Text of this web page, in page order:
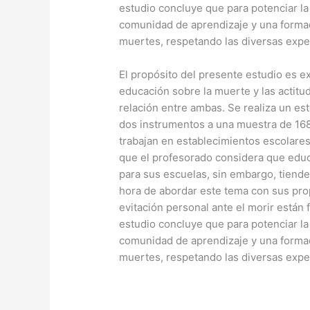
estudio concluye que para potenciar
comunidad de aprendizaje y una
muertes, respetando las diversas
El propósito del presente estudio es
educación sobre la muerte y las
relación entre ambas. Se realiza un
dos instrumentos a una muestra de
trabajan en establecimientos
que el profesorado considera que
para sus escuelas, sin embargo,
hora de abordar este tema con sus
evitación personal ante el morir están
estudio concluye que para potenciar
comunidad de aprendizaje y una
muertes, respetando las diversas